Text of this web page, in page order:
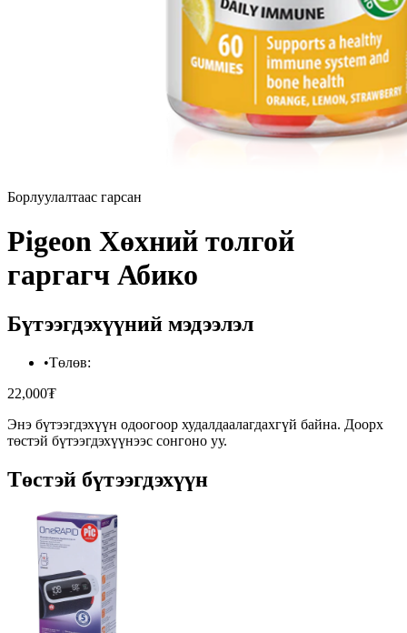
Борлуулалтаас гарсан
Pigeon Хөхний толгой
гаргагч Абико
Бүтээгдэхүүний мэдээлэл
•Төлөв:
22,000₮
Энэ бүтээгдэхүүн одоогоор худалдаалагдахгүй байна. Доорх
төстэй бүтээгдэхүүнээс сонгоно уу.
Төстэй бүтээгдэхүүн